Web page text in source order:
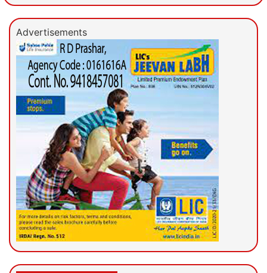
Advertisements